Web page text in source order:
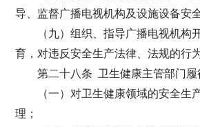
导、监督广播电视机构及设施设备安
（九）组织、指导广播电视机构
育，对违反安全生产法律、法规的行
第二十八条 卫生健康主管部门履
（一）对卫生健康领域的安全生
理；